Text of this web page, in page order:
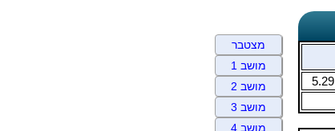
5.29
מצטבר
מושב 1
מושב 2
מושב 3
מושב 4